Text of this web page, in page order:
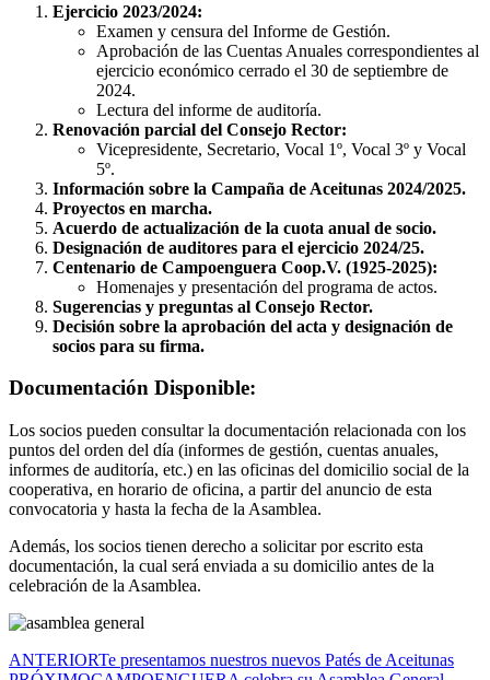
Ejercicio 2023/2024:
Examen y censura del Informe de Gestión.
Aprobación de las Cuentas Anuales correspondientes al
ejercicio económico cerrado el 30 de septiembre de
2024.
Lectura del informe de auditoría.
Renovación parcial del Consejo Rector:
Vicepresidente, Secretario, Vocal 1º, Vocal 3º y Vocal
5º.
Información sobre la Campaña de Aceitunas 2024/2025.
Proyectos en marcha.
Acuerdo de actualización de la cuota anual de socio.
Designación de auditores para el ejercicio 2024/25.
Centenario de Campoenguera Coop.V. (1925-2025):
Homenajes y presentación del programa de actos.
Sugerencias y preguntas al Consejo Rector.
Decisión sobre la aprobación del acta y designación de
socios para su firma.
Documentación Disponible:
Los socios pueden consultar la documentación relacionada con los
puntos del orden del día (informes de gestión, cuentas anuales,
informes de auditoría, etc.) en las oficinas del domicilio social de la
cooperativa, en horario de oficina, a partir del anuncio de esta
convocatoria y hasta la fecha de la Asamblea.
Además, los socios tienen derecho a solicitar por escrito esta
documentación, la cual será enviada a su domicilio antes de la
celebración de la Asamblea.
ANTERIORTe presentamos nuestros nuevos Patés de Aceitunas